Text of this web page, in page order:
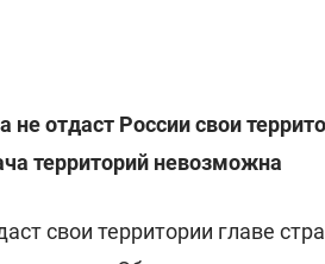
не отдаст России свои
территорий невозможна
свои территории главе